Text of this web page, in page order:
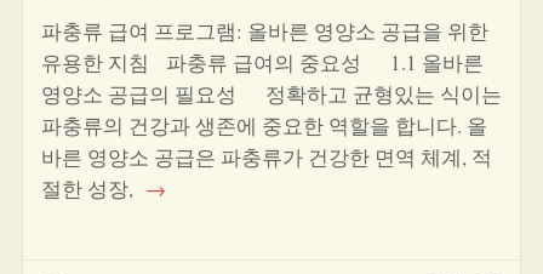
파충류 급여 프로그램: 올바른 영양소 공급을 위한
유용한 지침 파충류 급여의 중요성 1.1 올바른
영양소 공급의 필요성 정확하고 균형있는 식이는
파충류의 건강과 생존에 중요한 역할을 합니다. 올
바른 영양소 공급은 파충류가 건강한 면역 체계, 적
절한 성장, →